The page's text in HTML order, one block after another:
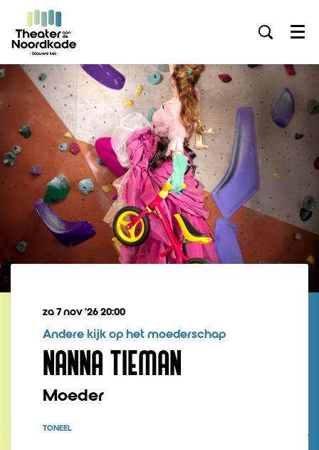
Menu
NANNA TIEMAN
Moeder
Andere kijk op het moederschap
za 7 nov ’2620:00
TONEEL